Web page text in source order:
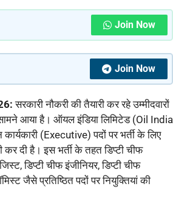
Join Now
Join Now
सरकारी नौकरी की तैयारी कर रहे उम्मीदवारों
आया है। ऑयल इंडिया लिमिटेड (Oil India
(Executive) पदों पर भर्ती के लिए
दी है। इस भर्ती के तहत डिप्टी चीफ
डिप्टी चीफ इंजीनियर, डिप्टी चीफ
जैसे प्रतिष्ठित पदों पर नियुक्तियां की